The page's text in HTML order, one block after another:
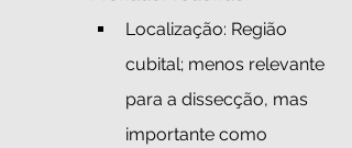
Localização: Região
cubital; menos relevante
para a dissecção, mas
importante como